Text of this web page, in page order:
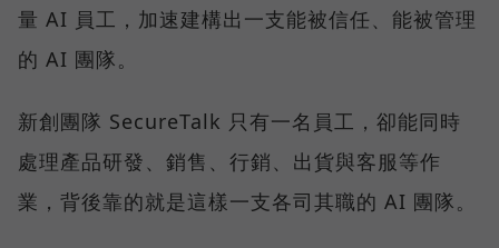
量 AI 員工，加速建構出一支能被信任、能被管理
的 AI 團隊。
新創團隊 SecureTalk 只有一名員工，卻能同時
處理產品研發、銷售、行銷、出貨與客服等作
業，背後靠的就是這樣一支各司其職的 AI 團隊。